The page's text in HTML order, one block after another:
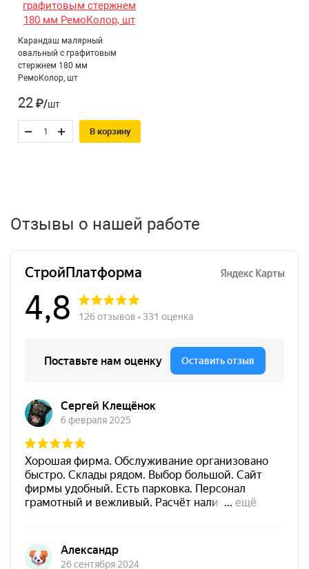
Карандаш малярный
овальный с графитовым
стержнем 180 мм
РемоКолор, шт
22 ₽/шт
В корзину
Отзывы о нашей работе